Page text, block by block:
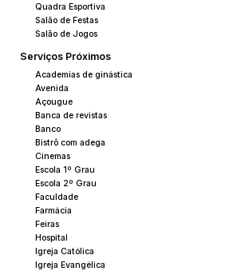
Quadra Esportiva
Salão de Festas
Salão de Jogos
Serviços Próximos
Academias de ginástica
Avenida
Açougue
Banca de revistas
Banco
Bistrô com adega
Cinemas
Escola 1º Grau
Escola 2º Grau
Faculdade
Farmácia
Feiras
Hospital
Igreja Católica
Igreja Evangélica